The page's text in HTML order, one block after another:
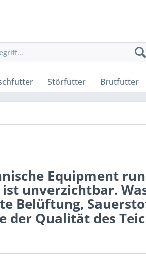
Störfutter Brutfutter
Equipment
unverzichtbar.
Belüftung,
der Qualität des